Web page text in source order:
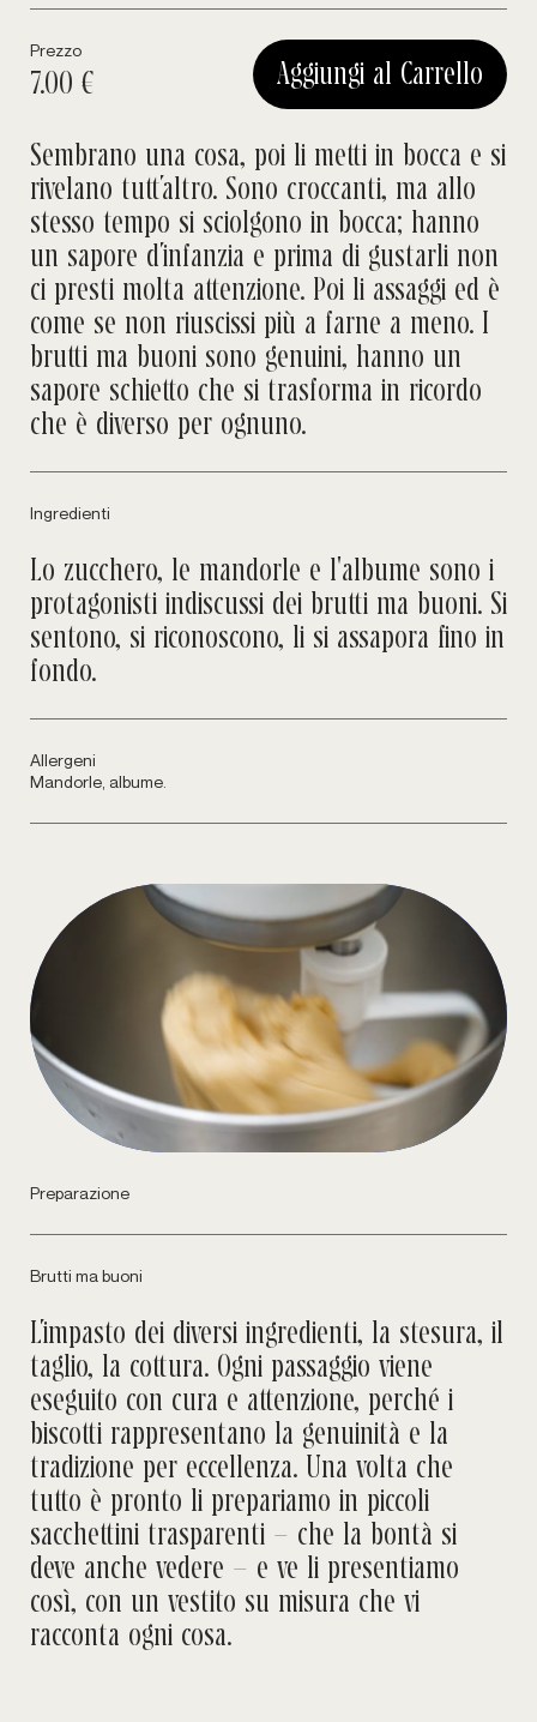
Prezzo
7.00 € Aggiungi al Carrello
Aggiungi al Carrello
Sembrano una cosa, poi li metti in bocca e si
rivelano tutt’altro. Sono croccanti, ma allo
stesso tempo si sciolgono in bocca; hanno
un sapore d’infanzia e prima di gustarli non
ci presti molta attenzione. Poi li assaggi ed è
come se non riuscissi più a farne a meno. I
brutti ma buoni sono genuini, hanno un
sapore schietto che si trasforma in ricordo
che è diverso per ognuno.
Ingredienti
Lo zucchero, le mandorle e l'albume sono i
protagonisti indiscussi dei brutti ma buoni. Si
sentono, si riconoscono, li si assapora fino in
fondo.
Allergeni
Mandorle, albume.
Preparazione
Brutti ma buoni
L’impasto dei diversi ingredienti, la stesura, il
taglio, la cottura. Ogni passaggio viene
eseguito con cura e attenzione, perché i
biscotti rappresentano la genuinità e la
tradizione per eccellenza. Una volta che
tutto è pronto li prepariamo in piccoli
sacchettini trasparenti – che la bontà si
deve anche vedere – e ve li presentiamo
così, con un vestito su misura che vi
racconta ogni cosa.